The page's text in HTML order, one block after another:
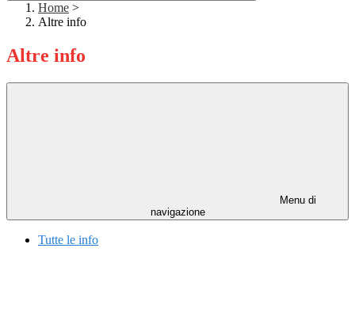
Home >
Altre info
Altre info
Menu di
navigazione
Tutte le info